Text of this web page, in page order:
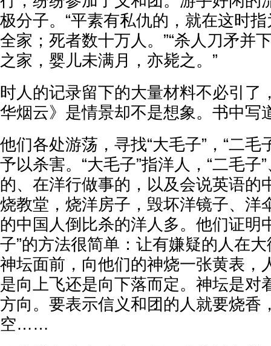
极分子。“平素有私仇的，就在这时
全家；死者数十万人。”“杀人刀矛并
之家，婴儿未满月，亦毙之。”
时人的记录留下的大量材料不必引了
华烟云》是情景却不是想象。书中写
他们各处游荡，寻找“大毛子”，“二毛
予以杀害。“大毛子”指洋人，“二毛子
的、在洋行做事的，以及会说英语的
烧教堂，烧洋房子，毁坏洋镜子、洋
的中国人倒比杀的洋人多。他们证明
子”的方法很简单：让有嫌疑的人在
神坛面前，向他们的神烧一张黄表，
是向上飞还是向下落而定。神坛是对
方向。要表示信义和团的人就要烧香
空……